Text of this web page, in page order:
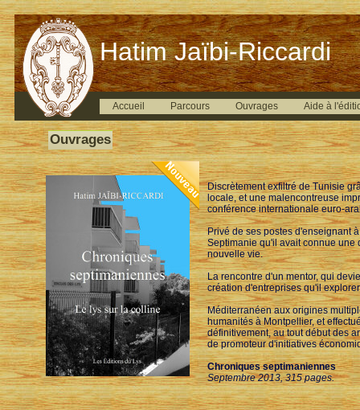
Hatim Jaïbi-Riccardi
Accueil Parcours Ouvrages Aide à
Ouvrages
Discrètement exfiltré de Tunisie
locale, et une malencontreuse
conférence internationale euro-
Privé de ses postes d'enseignant
Septimanie qu'il avait connue une
nouvelle vie.
La rencontre d'un mentor, qui
création d'entreprises qu'il
Méditerranéen aux origines
humanités à Montpellier, et
définitivement, au tout début des
de promoteur d'initiatives
Chroniques septimaniennes
Septembre 2013, 315 pages.